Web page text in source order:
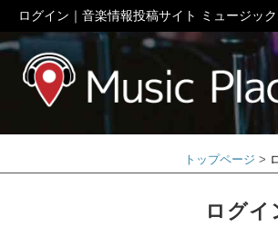
ログイン｜音楽情報投稿サイト ミュージッ
トップページ
ログイ